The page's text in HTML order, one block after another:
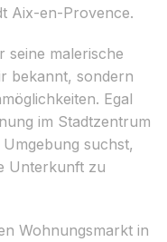
Aix-en-Provence.
malerische
bekannt, sondern
Egal
im Stadtzentrum
suchst,
Unterkunft zu
Wohnungsmarkt in